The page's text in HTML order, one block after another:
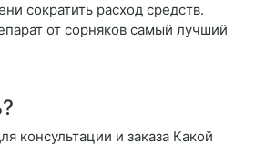
сократить расход средств.
от сорняков самый лучший
консультации и заказа Какой